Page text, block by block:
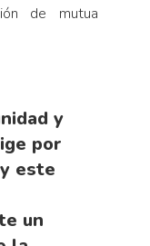
de mutua
y
por
este
un